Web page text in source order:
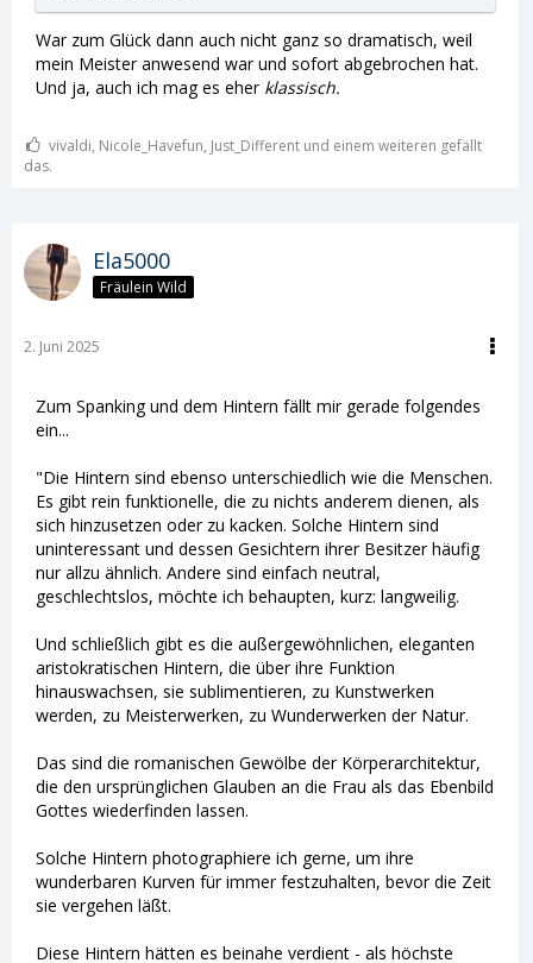
War zum Glück dann auch nicht ganz so dramatisch, weil
mein Meister anwesend war und sofort abgebrochen hat.
Und ja, auch ich mag es eher klassisch.
vivaldi, Nicole_Havefun, Just_Different und einem weiteren gefällt
das.
Ela5000
Fräulein Wild
2. Juni 2025
Zum Spanking und dem Hintern fällt mir gerade folgendes
ein...
"Die Hintern sind ebenso unterschiedlich wie die Menschen.
Es gibt rein funktionelle, die zu nichts anderem dienen, als
sich hinzusetzen oder zu kacken. Solche Hintern sind
uninteressant und dessen Gesichtern ihrer Besitzer häufig
nur allzu ähnlich. Andere sind einfach neutral,
geschlechtslos, möchte ich behaupten, kurz: langweilig.
Und schließlich gibt es die außergewöhnlichen, eleganten
aristokratischen Hintern, die über ihre Funktion
hinauswachsen, sie sublimentieren, zu Kunstwerken
werden, zu Meisterwerken, zu Wunderwerken der Natur.
Das sind die romanischen Gewölbe der Körperarchitektur,
die den ursprünglichen Glauben an die Frau als das Ebenbild
Gottes wiederfinden lassen.
Solche Hintern photographiere ich gerne, um ihre
wunderbaren Kurven für immer festzuhalten, bevor die Zeit
sie vergehen läßt.
Diese Hintern hätten es beinahe verdient - als höchste